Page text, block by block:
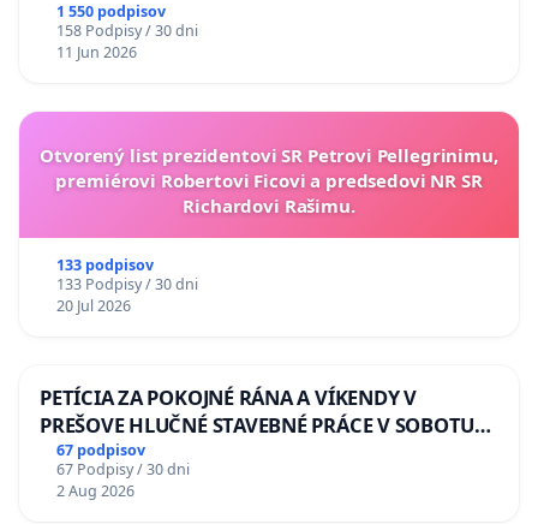
1 550 podpisov
158 Podpisy / 30 dni
11 Jun 2026
Otvorený list prezidentovi SR Petrovi Pellegrinimu,
premiérovi Robertovi Ficovi a predsedovi NR SR
Richardovi Rašimu.
133 podpisov
133 Podpisy / 30 dni
20 Jul 2026
PETÍCIA ZA POKOJNÉ RÁNA A VÍKENDY V
PREŠOVE HLUČNÉ STAVEBNÉ PRÁCE V SOBOTU
LEN OD 9.00 DO 13.00 HOD., CEZ PRACOVNÝ
TÝŽDEŇ CIEĽ 8.00 – 18.00 HOD. A PRAVIDELNÁ
KONTROLA STAVBY C-AREA NA
67 podpisov
67 Podpisy / 30 dni
2 Aug 2026